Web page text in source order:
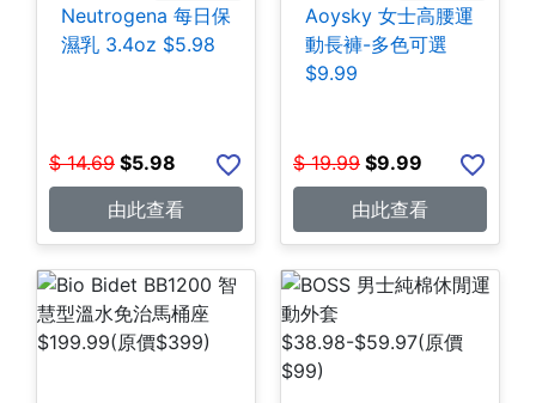
Neutrogena 每日保
濕乳 3.4oz $5.98
$ 14.69 $5.98
由此查看
Aoysky 女士高腰運
動長褲-多色可選
$9.99
$ 19.99 $9.99
由此查看